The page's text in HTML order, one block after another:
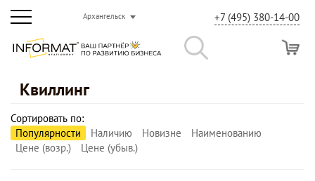
Архангельск +7 (495) 380-14-00
Квиллинг
Сортировать по:
Популярности
Наличию Новизне
Наименованию
Цене (возр.)
Цене (убыв.)